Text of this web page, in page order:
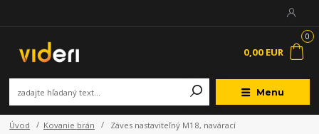
Menu
0
0,00 EUR
Úvod Kovanie brán Záves nastaviteľný M18, navárací